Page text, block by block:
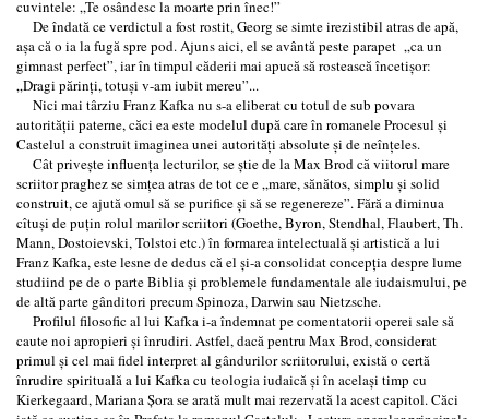
cuvintele: „Te osândesc la moarte prin înec!”
De îndată ce verdictul a fost rostit, Georg se simte irezistibil atras de apă,
aşa că o ia la fugă spre pod. Ajuns aici, el se avântă peste parapet „ca un
gimnast perfect”, iar în timpul căderii mai apucă să rostească încetişor:
„Dragi părinţi, totuşi v-am iubit mereu”...
Nici mai târziu Franz Kafka nu s-a eliberat cu totul de sub povara
autorităţii paterne, căci ea este modelul după care în romanele Procesul şi
Castelul a construit imaginea unei autorităţi absolute şi de neînţeles.
Cât priveşte influenţa lecturilor, se ştie de la Max Brod că viitorul mare
scriitor praghez se simţea atras de tot ce e „mare, sănătos, simplu şi solid
construit, ce ajută omul să se purifice şi să se regenereze”. Fără a diminua
cîtuşi de puţin rolul marilor scriitori (Goethe, Byron, Stendhal, Flaubert, Th.
Mann, Dostoievski, Tolstoi etc.) în formarea intelectuală şi artistică a lui
Franz Kafka, este lesne de dedus că el şi-a consolidat concepţia despre lume
studiind pe de o parte Biblia şi problemele fundamentale ale iudaismului, pe
de altă parte gânditori precum Spinoza, Darwin sau Nietzsche.
Profilul filosofic al lui Kafka i-a îndemnat pe comentatorii operei sale să
caute noi apropieri şi înrudiri. Astfel, dacă pentru Max Brod, considerat
primul şi cel mai fidel interpret al gândurilor scriitorului, există o certă
înrudire spirituală a lui Kafka cu teologia iudaică şi în acelaşi timp cu
Kierkegaard, Mariana Şora se arată mult mai rezervată la acest capitol. Căci